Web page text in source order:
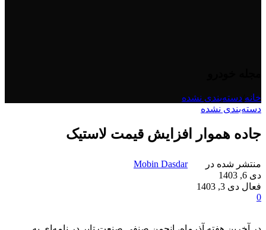
خانه دسته‌بندی نشده
دسته‌بندی نشده
جاده هموار افزایش قیمت لاستیک
منتشر شده در
Mobin Dasdar
دی 6, 1403
فعال دی 3, 1403
0